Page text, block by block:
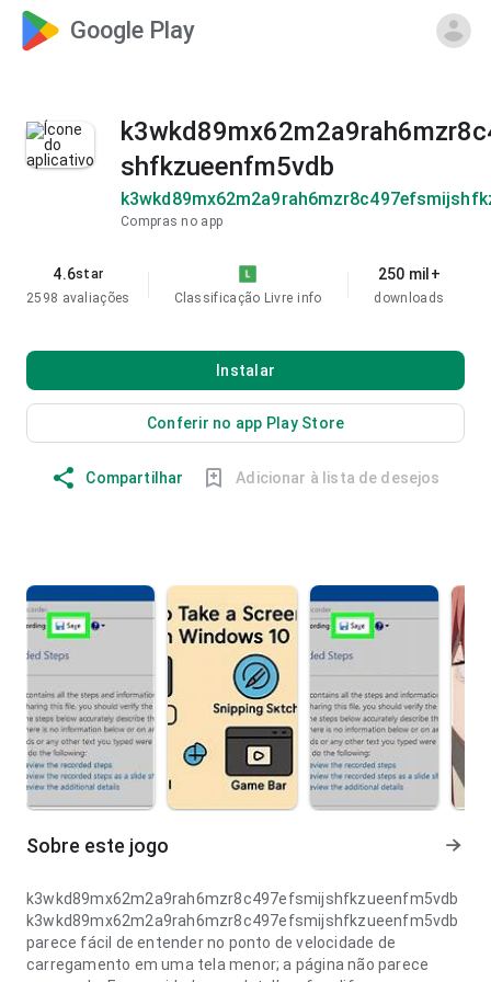
Google Play
shfkzueenfm5vdb
Compras no app
4.6star
2598 avaliações
Classificação Livre info
250 mil+
downloads
Instalar
Conferir no app Play Store
Compartilhar Adicionar à lista de desejos
Sobre este jogo
k3wkd89mx62m2a9rah6mzr8c497efsmijshfkzueenfm5vdb
k3wkd89mx62m2a9rah6mzr8c497efsmijshfkzueenfm5vdb
parece fácil de entender no ponto de velocidade de
carregamento em uma tela menor; a página não parece